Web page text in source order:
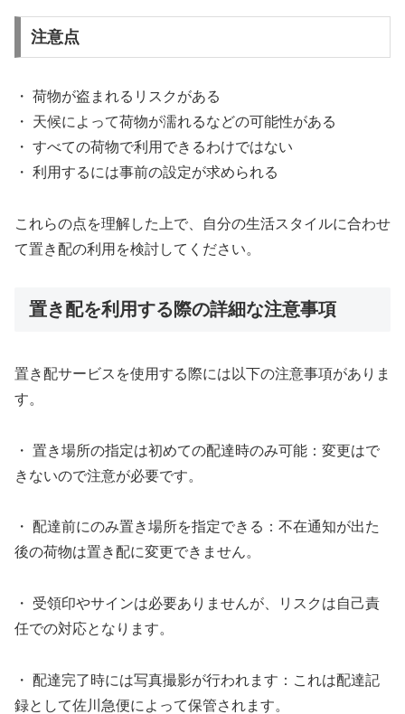
注意点
・ 荷物が盗まれるリスクがある
・ 天候によって荷物が濡れるなどの可能性がある
・ すべての荷物で利用できるわけではない
・ 利用するには事前の設定が求められる
これらの点を理解した上で、自分の生活スタイルに合わせ
て置き配の利用を検討してください。
置き配を利用する際の詳細な注意事項
置き配サービスを使用する際には以下の注意事項がありま
す。
・ 置き場所の指定は初めての配達時のみ可能：変更はで
きないので注意が必要です。
・ 配達前にのみ置き場所を指定できる：不在通知が出た
後の荷物は置き配に変更できません。
・ 受領印やサインは必要ありませんが、リスクは自己責
任での対応となります。
・ 配達完了時には写真撮影が行われます：これは配達記
録として佐川急便によって保管されます。